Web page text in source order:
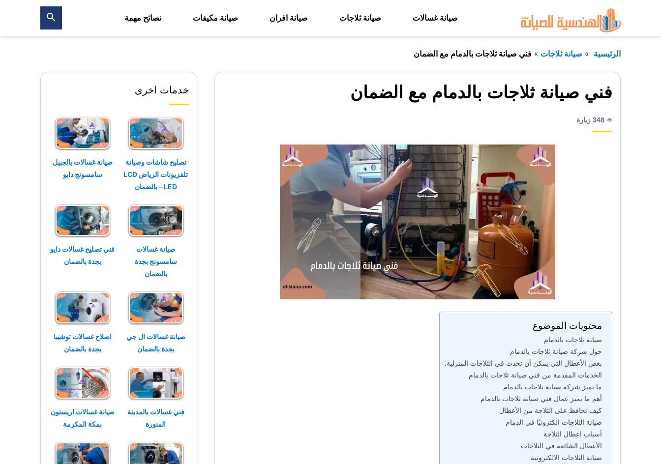
المحتوى
صيانة غسالات صيانة ثلاجات صيانة افران صيانة مكيفات نصائح مهمة
بحث
عن
الرئيسية صيانة ثلاجات فني صيانة ثلاجات بالدمام مع الضمان
فني صيانة ثلاجات بالدمام مع الضمان
348 زيارة
محتويات الموضوع
صيانة ثلاجات بالدمام
حول شركة صيانة ثلاجات بالدمام
بعض الأعطال التي يمكن أن تحدث في الثلاجات المنزلية.
الخدمات المقدمة من فني صيانة ثلاجات بالدمام
ما يميز شركة صيانة ثلاجات بالدمام
أهم ما يميز عمال فني صيانة ثلاجات بالدمام
كيف تحافظ على الثلاجة من الأعطال
صيانة الثلاجات الكترونيًا في الدمام
أسباب اعطال الثلاجة
الأعطال الشائعة في الثلاجات
صيانة الثلاجات الالكترونية
خدمات اخرى
تصليح شاشات وصيانة
تلفزيونات الرياض LCD
– LED بالضمان
صيانة غسالات بالجبيل
سامسونج دايو
صيانة غسالات
سامسونج بجدة
بالضمان
فني تصليح غسالات دايو
بجدة بالضمان
صيانة غسالات ال جي
بجدة بالضمان
اصلاح غسالات توشيبا
بجدة بالضمان
فني غسالات بالمدينة
المنورة
صيانة غسالات اريستون
بمكة المكرمة